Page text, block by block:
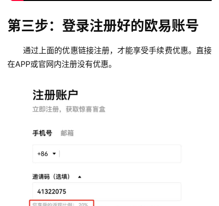
第三步：登录注册好的欧易账号
通过上面的优惠链接注册，才能享受手续费优惠。直接
在APP或官网内注册没有优惠。